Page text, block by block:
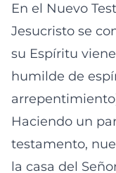
En el Nuevo
Jesucristo se
su Espíritu
humilde de
Haciendo un
testamento,
la casa del